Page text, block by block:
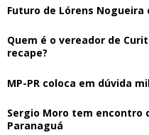
Futuro de Lórens Nogueira
Quem é o vereador de
recape?
MP-PR coloca em dúvida
Sergio Moro tem encontro
Paranaguá